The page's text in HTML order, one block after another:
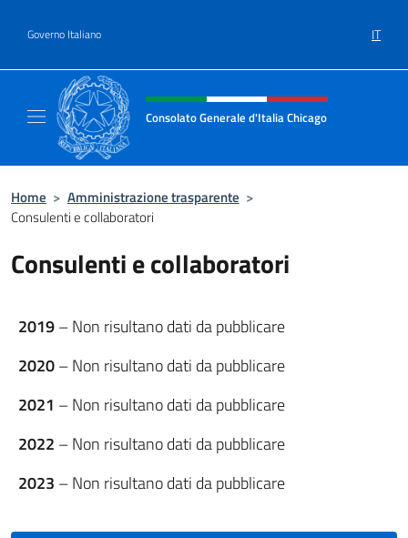
Governo Italiano IT
Intestazione sito, social e menù
Consolato Generale d'Italia Chicago
Home > Amministrazione trasparente >
Consulenti e collaboratori
Consulenti e collaboratori
2019– Non risultano dati da pubblicare
2020– Non risultano dati da pubblicare
2021 – Non risultano dati da pubblicare
2022 – Non risultano dati da pubblicare
2023 – Non risultano dati da pubblicare